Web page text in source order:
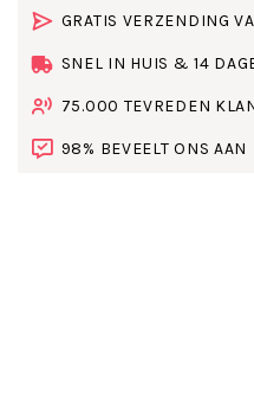
GRATIS VERZENDING
SNEL IN HUIS & 14
75.000 TEVREDEN
98% BEVEELT ONS AAN